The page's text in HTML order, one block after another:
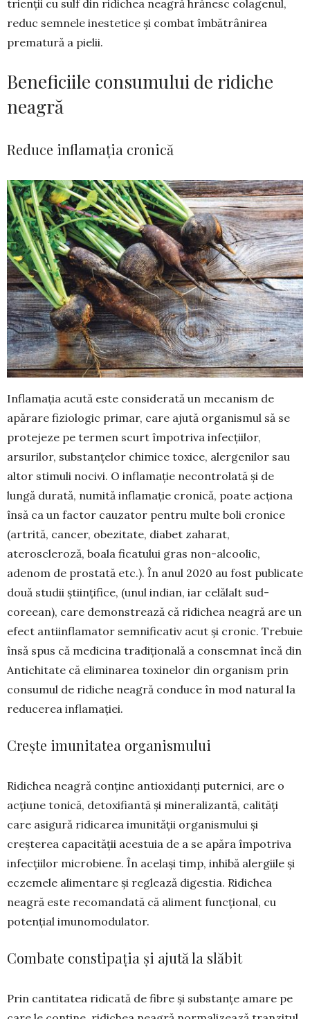
trienții cu sulf din ridichea neagră hrănesc cola­ge­nul,
reduc semnele inestetice și combat îmbă­trânirea
prematură a pielii.
Beneficiile consumului de ridiche
neagră
Reduce inflamația cronică
Inflamația acută este considerată un mecanism de
apărare fiziologic primar, care ajută orga­nismul să se
protejeze pe termen scurt împotriva infecțiilor,
arsurilor, substanțelor chimice toxice, alergenilor sau
altor stimuli nocivi. O inflamație necontrolată și de
lungă durată, numită inflamație cronică, poate acționa
însă ca un factor cauzator pentru multe boli cronice
(artrită, cancer, obezi­tate, diabet zaharat,
ateroscleroză, boala ficatului gras non-alcoolic,
adenom de prostată etc.). În anul 2020 au fost publicate
două studii științifice, (unul indian, iar celălalt sud-
coreean), care de­mon­strează că ridichea neagră are un
efect anti­inflamator semnificativ acut și cronic. Trebuie
însă spus că medicina tradițională a consemnat încă din
Antichitate că eliminarea toxinelor din organism prin
consumul de ridiche neagră con­duce în mod natural la
reducerea inflamației.
Crește imunitatea organismului
Ridichea neagră conține antioxidanți puter­nici, are o
acțiune tonică, detoxifiantă şi mine­ralizantă, calități
care asigură ridicarea imunității organismului şi
creșterea capacității acestuia de a se apăra împotriva
infecţiilor microbiene. În ace­laşi timp, inhibă alergiile şi
eczemele alimen­tare și reglează digestia. Ridichea
neagră este recomandată că aliment funcțional, cu
potențial imunomodulator.
Combate constipația și ajută la slăbit
Prin cantitatea ridicată de fibre și substanțe amare pe